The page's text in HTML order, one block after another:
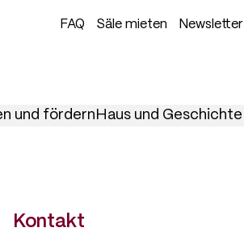
FAQ Säle mieten Newsletter
und fördern Haus und Geschichte
Kontakt